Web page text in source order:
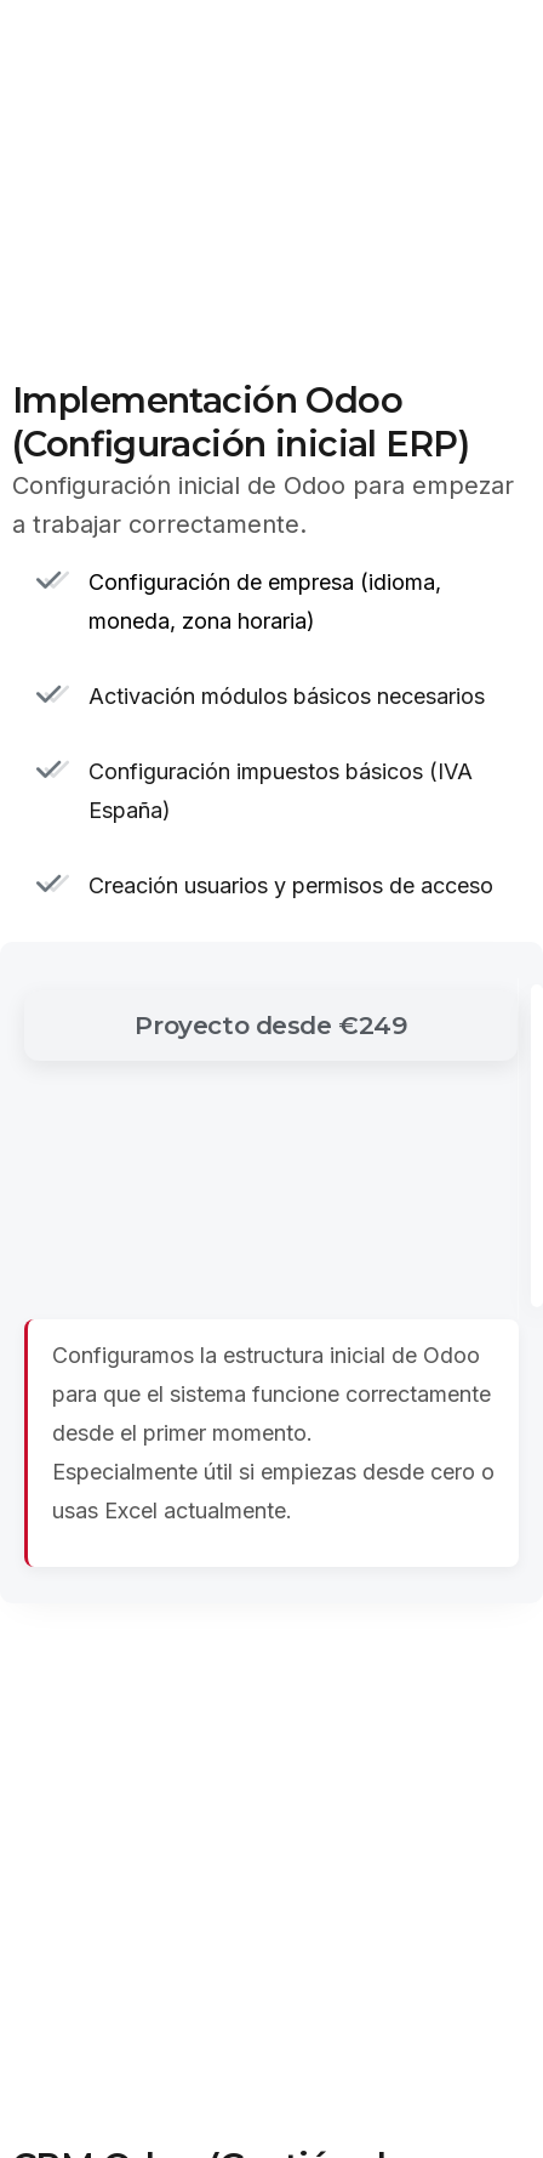
Implementación Odoo
(Configuración inicial ERP)
Configuración inicial de Odoo para empezar
a trabajar correctamente.
Configuración de empresa (idioma,
moneda, zona horaria)
Activación módulos básicos necesarios
Configuración impuestos básicos (IVA
España)
Creación usuarios y permisos de acceso
Proyecto desde €249
Configuramos la estructura inicial de Odoo
para que el sistema funcione correctamente
desde el primer momento.
Especialmente útil si empiezas desde cero o
usas Excel actualmente.